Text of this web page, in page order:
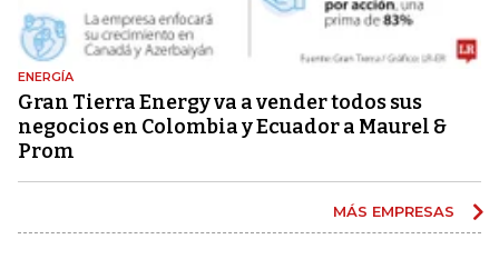
ENERGÍA
Gran Tierra Energy va a vender todos sus
negocios en Colombia y Ecuador a Maurel &
Prom
MÁS EMPRESAS